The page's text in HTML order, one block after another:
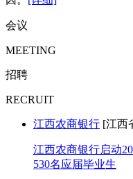
会议
MEETING
招聘
RECRUIT
江西农商银行 [江西
江西农商银行启动
530名应届毕业生